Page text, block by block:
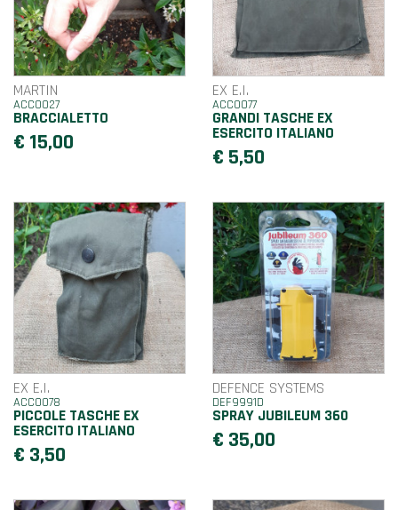
MARTIN
ACC0027
BRACCIALETTO
€ 15,00
EX E.I.
ACC0077
GRANDI TASCHE EX
ESERCITO ITALIANO
€ 5,50
EX E.I.
ACC0078
PICCOLE TASCHE EX
ESERCITO ITALIANO
€ 3,50
DEFENCE SYSTEMS
DEF9991D
SPRAY JUBILEUM 360
€ 35,00